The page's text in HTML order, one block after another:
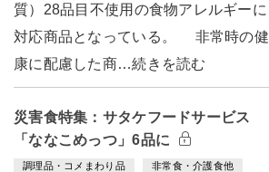
質）28品目不使用の食物アレルギーに
対応商品となっている。 非常時の健
康に配慮した商…続きを読む
災害食特集：サタケフードサービス
「ななこめっつ」6品に
調理品・コメまわり品 非常食・介護食他